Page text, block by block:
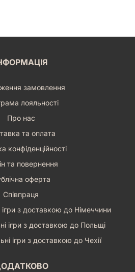
замовлення
лояльності
Про нас
та оплата
конфіденційності
та повернення
оферта
Співпраця
ігри з доставкою до Німеччини
ігри з доставкою до Польщі
ігри з доставкою до Чехії